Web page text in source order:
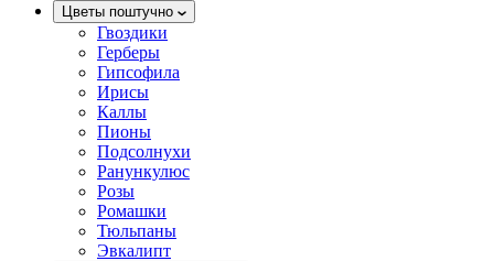
Цветы поштучно
Гвоздики
Герберы
Гипсофила
Ирисы
Каллы
Пионы
Подсолнухи
Ранункулюс
Розы
Ромашки
Тюльпаны
Эвкалипт